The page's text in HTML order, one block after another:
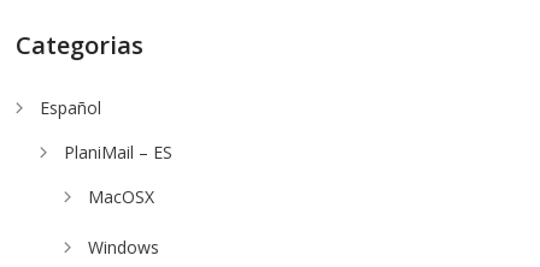
Categorias
Español
PlaniMail – ES
MacOSX
Windows